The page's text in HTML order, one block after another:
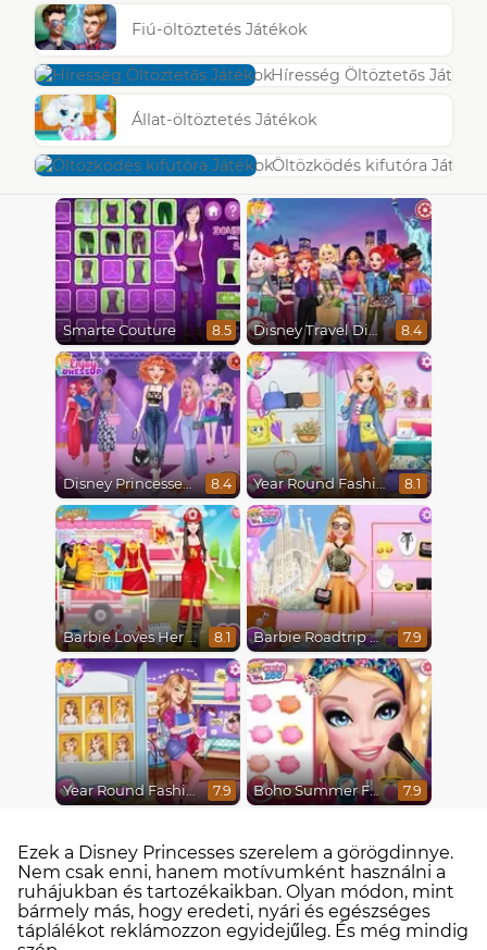
Fiú-öltöztetés Játékok
Híresség Öltöztetős
Állat-öltöztetés Játékok
Öltözködés kifutóra
Smarte Couture 8.5 Disney Travel Diaries: City Break 8.4
Disney Princesses Runway Show 8.4 Year Round Fashionista Rapunzel 8.1
Barbie Loves Her Job 8.1 Barbie Roadtrip Adventure 7.9
Year Round Fashionista Belle 7.9 Boho Summer Festival Besties 7.9
Ezek a Disney Princesses szerelem a görögdinnye.
Nem csak enni, hanem motívumként használni a
ruhájukban és tartozékaikban. Olyan módon, mint
bármely más, hogy eredeti, nyári és egészséges
táplálékot reklámozzon egyidejűleg. És még mindig